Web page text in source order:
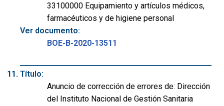
33100000 Equipamiento y artículos médicos,
farmacéuticos y de higiene personal
Ver documento:
BOE-B-2020-13511
Título:
Anuncio de corrección de errores de: Dirección
del Instituto Nacional de Gestión Sanitaria